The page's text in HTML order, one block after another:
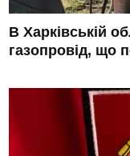
В Харківській
газопровід, що